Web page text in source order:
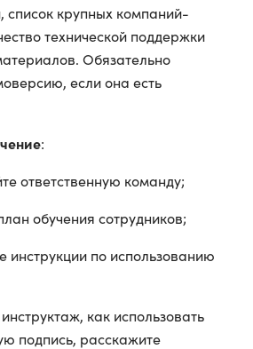
список крупных компаний-
технической поддержки
Обязательно
если она есть
:
ответственную команду;
обучения сотрудников;
инструкции по использованию
как использовать
подпись, расскажите